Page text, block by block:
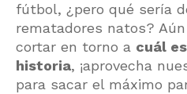
fútbol, ¿pero qué sería
rematadores natos?
cortar en torno a cuál
historia, ¡aprovecha
para sacar el máximo